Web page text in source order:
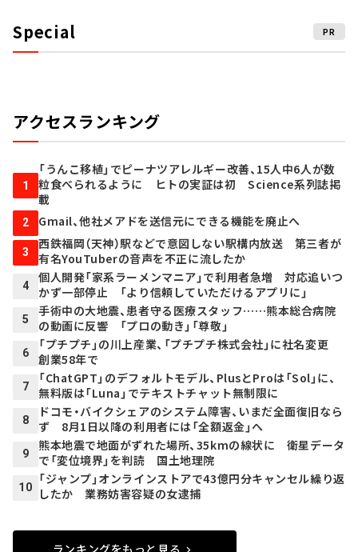
Special PR
アクセスランキング
1
「うんこ移植」でピーナツアレルギー改善、15人中6人が数
粒食べられるように ヒトの実証は初 Science系列誌掲
載
2 Gmail、他社メアドを送信元にできる機能を廃止へ
3
西鉄福岡（天神）駅などで意図しない駅構内放送 第三者が
有名YouTuberの音声を不正に流したか
4
個人開発「家系ラーメンマニア」で利用者急増 対応追いつ
かず一部停止 「より信頼していただけるアプリに」
5
手術中の大地震、患者守る医療スタッフ……熊本総合病院
の動画に反響 「プロの動き」「尊敬」
6
「プチプチ」の川上産業、「プチプチ株式会社」に社名変更
創業58年で
7
「ChatGPT」のデフォルトモデル、PlusとProは「Sol」に、
無料版は「Luna」でテキストチャット無制限に
8
ドコモ・バイクシェアのシステム障害、いまだ全面復旧なら
ず 8月1日以降の利用者には「全額返金」へ
9
熊本地震で地面がずれた場所、35kmの線状に 衛星データ
で「変位境界」を判読 国土地理院
10
「ジャンプ」オンラインストアで43億円分キャンセル繰り返
したか 業務妨害容疑の女逮捕